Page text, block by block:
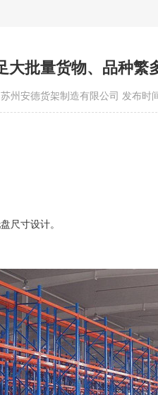
大批量货物、品种繁
苏州安德货架制造有限公司 发布时
尺寸设计。